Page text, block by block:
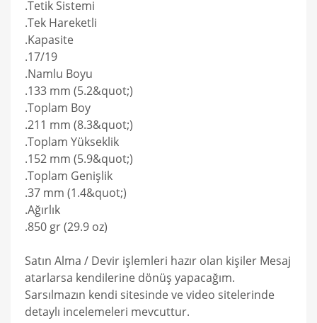
.Tetik Sistemi
.Tek Hareketli
.Kapasite
.17/19
.Namlu Boyu
.133 mm (5.2&quot;)
.Toplam Boy
.211 mm (8.3&quot;)
.Toplam Yükseklik
.152 mm (5.9&quot;)
.Toplam Genişlik
.37 mm (1.4&quot;)
.Ağırlık
.850 gr (29.9 oz)
Satın Alma / Devir işlemleri hazır olan kişiler Mesaj
atarlarsa kendilerine dönüş yapacağım.
Sarsılmazın kendi sitesinde ve video sitelerinde
detaylı incelemeleri mevcuttur.